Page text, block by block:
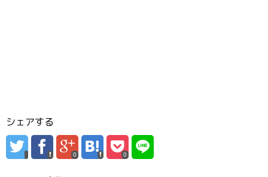
シェアする
0 0